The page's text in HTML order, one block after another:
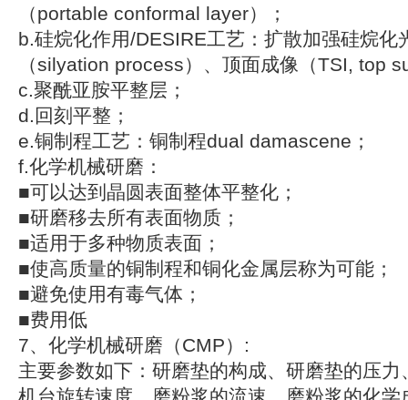
（portable conformal layer）；
b.硅烷化作用/DESIRE工艺：扩散加强硅烷化
（silyation process）、顶面成像（TSI, top
c.聚酰亚胺平整层；
d.回刻平整；
e.铜制程工艺：铜制程dual damascene；
f.化学机械研磨：
■可以达到晶圆表面整体平整化；
■研磨移去所有表面物质；
■适用于多种物质表面；
■使高质量的铜制程和铜化金属层称为可能；
■避免使用有毒气体；
■费用低
7、化学机械研磨（CMP）:
主要参数如下：研磨垫的构成、研磨垫的压